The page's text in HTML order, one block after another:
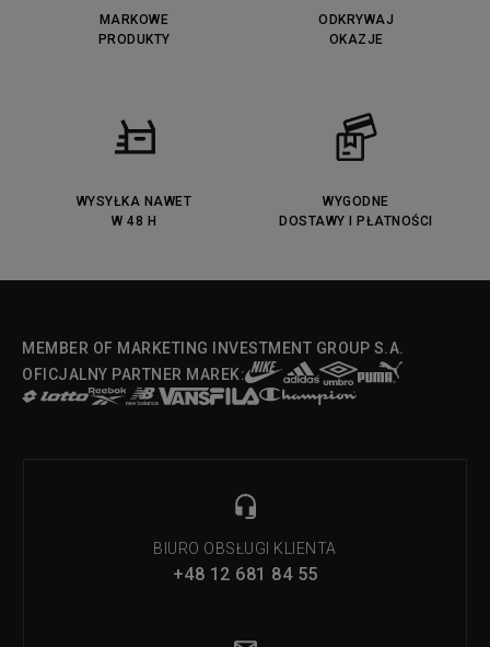
MARKOWE
PRODUKTY
ODKRYWAJ
OKAZJE
WYSYŁKA NAWET
W 48 H
WYGODNE
DOSTAWY I PŁATNOŚCI
MEMBER OF MARKETING INVESTMENT GROUP S.A.
OFICJALNY PARTNER MAREK:
BIURO OBSŁUGI KLIENTA
+48 12 681 84 55